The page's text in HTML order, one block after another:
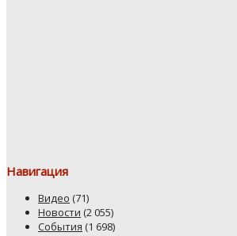
Навигация
Видео (71)
Новости (2 055)
События (1 698)